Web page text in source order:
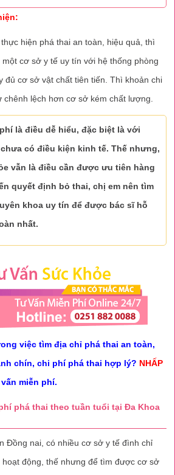
hiện phá thai an toàn, hiệu quả, thì
cơ sở y tế uy tín với hệ thống phòng
đủ cơ sở vật chất tiên tiến. Thì khoản chi
chênh lệch hơn cơ sở kém chất lượng.
là điều dễ hiểu, đặc biệt là với
có điều kiện kinh tế. Thế nhưng,
vẫn là điều cần được ưu tiên hàng
quyết định bỏ thai, chị em nên tìm
khoa uy tín để được bác sĩ hỗ
nhất.
việc tìm địa chỉ phá thai an toàn,
chín, chi phí phá thai hợp lý? NHẤP
miễn phí.
phá thai theo tuần tuổi tại Đa Khoa
Đồng nai, có nhiều cơ sở y tế đình chỉ
hoạt động, thế nhưng để tìm được cơ sở